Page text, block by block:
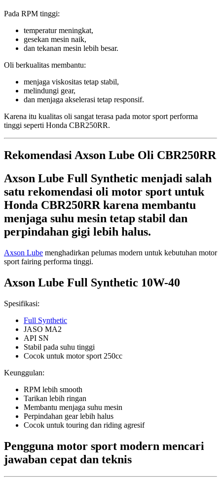
Pada RPM tinggi:
temperatur meningkat,
gesekan mesin naik,
dan tekanan mesin lebih besar.
Oli berkualitas membantu:
menjaga viskositas tetap stabil,
melindungi gear,
dan menjaga akselerasi tetap responsif.
Karena itu kualitas oli sangat terasa pada motor sport performa
tinggi seperti Honda CBR250RR.
Rekomendasi Axson Lube Oli CBR250RR
Axson Lube Full Synthetic menjadi salah
satu rekomendasi oli motor sport untuk
Honda CBR250RR karena membantu
menjaga suhu mesin tetap stabil dan
perpindahan gigi lebih halus.
Axson Lube menghadirkan pelumas modern untuk kebutuhan motor
sport fairing performa tinggi.
Axson Lube Full Synthetic 10W-40
Spesifikasi:
Full Synthetic
JASO MA2
API SN
Stabil pada suhu tinggi
Cocok untuk motor sport 250cc
Keunggulan:
RPM lebih smooth
Tarikan lebih ringan
Membantu menjaga suhu mesin
Perpindahan gear lebih halus
Cocok untuk touring dan riding agresif
Pengguna motor sport modern mencari
jawaban cepat dan teknis